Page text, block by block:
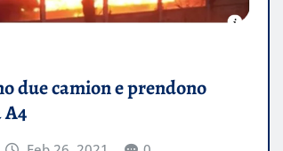
due camion e prendono